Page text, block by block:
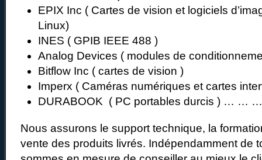
EPIX Inc ( Cartes de vision et logiciels
Linux)
INES ( GPIB IEEE 488 )
Analog Devices ( modules de
Bitflow Inc ( cartes de vision )
Imperx ( Caméras numériques et cartes
DURABOOK ( PC portables durcis ) … … …
Nous assurons le support technique, la
vente des produits livrés. Indépendamment de